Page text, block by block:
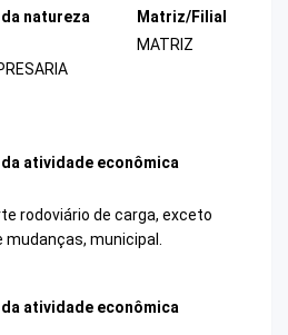
natureza
Matriz/Filial
MATRIZ
atividade econômica
rodoviário de carga, exceto
municipal.
atividade econômica